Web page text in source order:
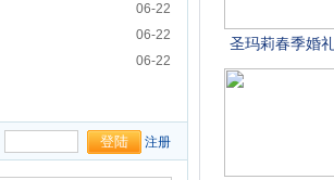
06-22
06-22
06-22
注册